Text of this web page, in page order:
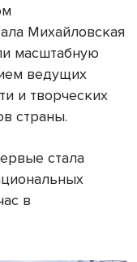
Михайловская
масштабную
ведущих
и творческих
страны.
стала
в